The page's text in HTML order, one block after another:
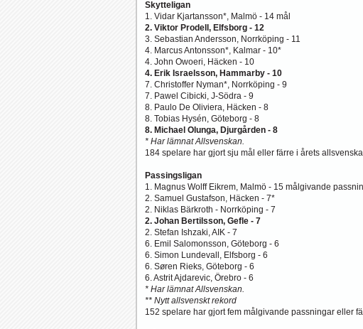
Skytteligan
1. Vidar Kjartansson*, Malmö - 14 mål
2. Viktor Prodell, Elfsborg - 12
3. Sebastian Andersson, Norrköping - 11
4. Marcus Antonsson*, Kalmar - 10*
4. John Owoeri, Häcken - 10
4. Erik Israelsson, Hammarby - 10
7. Christoffer Nyman*, Norrköping - 9
7. Pawel Cibicki, J-Södra - 9
8. Paulo De Oliviera, Häcken - 8
8. Tobias Hysén, Göteborg - 8
8. Michael Olunga, Djurgården - 8
* Har lämnat Allsvenskan.
184 spelare har gjort sju mål eller färre i årets
Passingsligan
1. Magnus Wolff Eikrem, Malmö - 15 målgivande
2. Samuel Gustafson, Häcken - 7*
2. Niklas Bärkroth - Norrköping - 7
2. Johan Bertilsson, Gefle - 7
2. Stefan Ishzaki, AIK - 7
6. Emil Salomonsson, Göteborg - 6
6. Simon Lundevall, Elfsborg - 6
6. Søren Rieks, Göteborg - 6
6. Astrit Ajdarevic, Örebro - 6
* Har lämnat Allsvenskan.
** Nytt allsvenskt rekord
152 spelare har gjort fem målgivande passningar eller